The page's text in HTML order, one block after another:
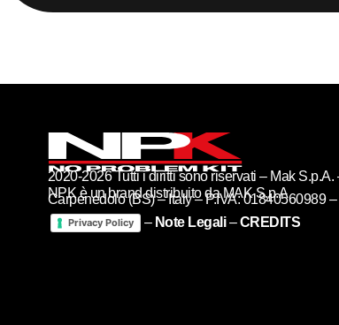
NPK è un brand distribuito da MAK S.p.A
2020-2026 Tutti i diritti sono riservati – Mak
Carpenedolo (BS) – Italy – P.IVA: 01840560989
Privacy Policy – Note Legali–CREDITS